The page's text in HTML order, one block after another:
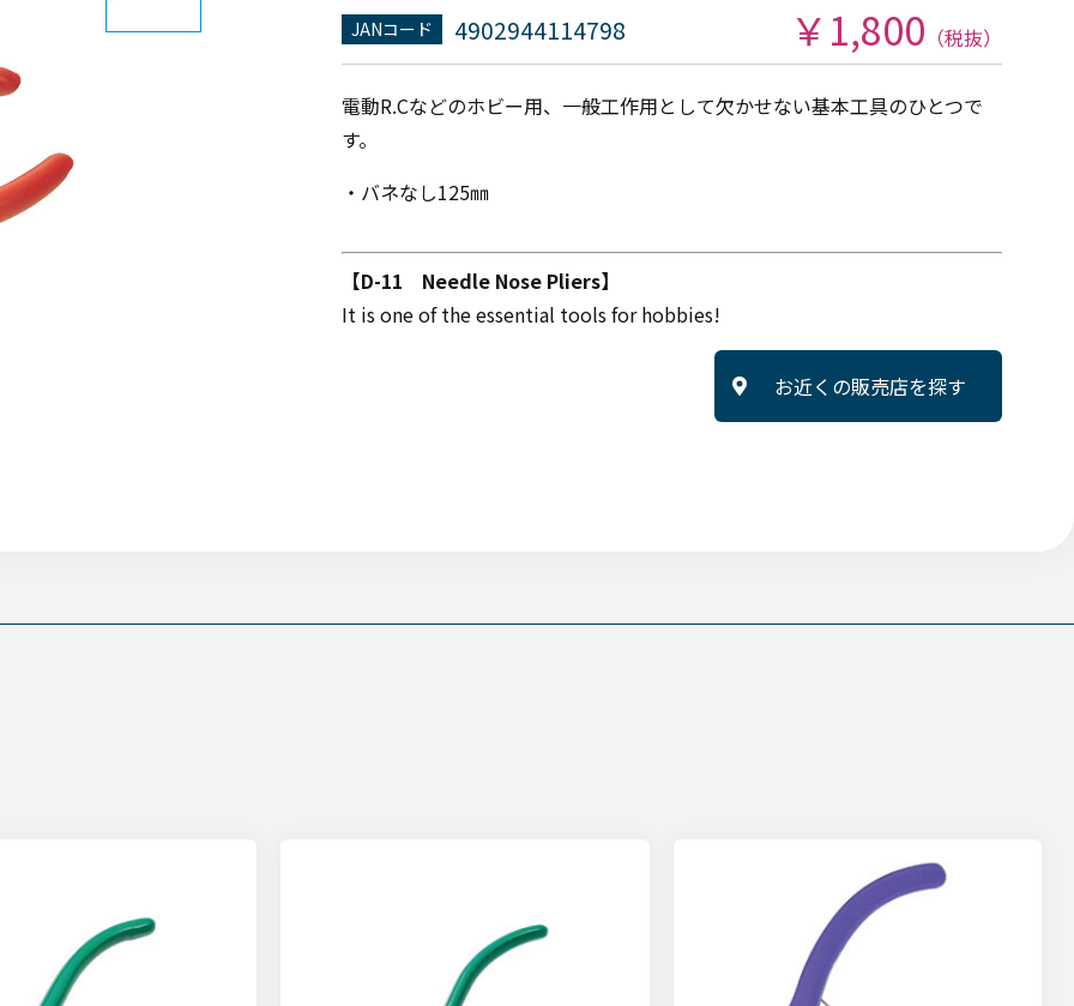
JANコード 4902944114798 ￥1,800 （税抜）
電動R.Cなどのホビー用、一般工作用として欠かせない基本工具のひとつで
す。
・バネなし125㎜
【D-11 Needle Nose Pliers】
It is one of the essential tools for hobbies!
お近くの販売店を探す